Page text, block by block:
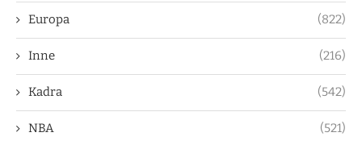
Europa (822)
Inne (216)
Kadra (542)
NBA (521)